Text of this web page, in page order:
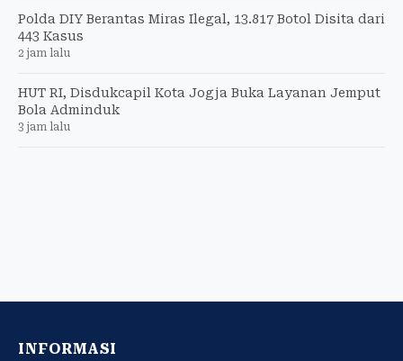
Polda DIY Berantas Miras Ilegal, 13.817 Botol Disita dari
443 Kasus
2 jam lalu
HUT RI, Disdukcapil Kota Jogja Buka Layanan Jemput
Bola Adminduk
3 jam lalu
INFORMASI